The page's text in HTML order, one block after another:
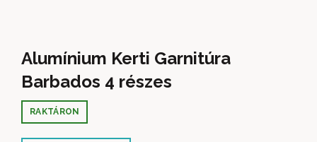
Alumínium Kerti Garnitúra
Barbados 4 részes
RAKTÁRON